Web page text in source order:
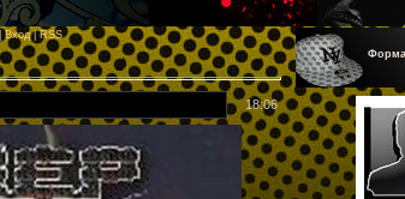
Вход|RSS
18:06